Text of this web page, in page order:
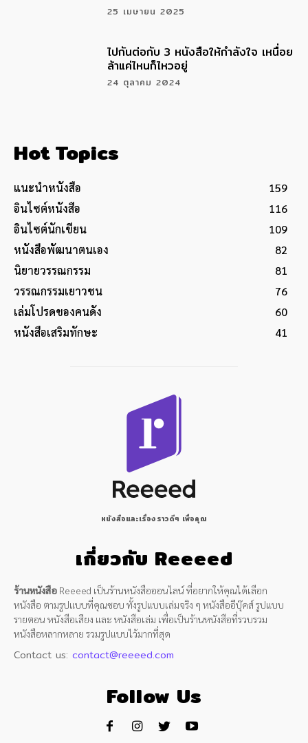
25 เมษายน 2025
ไปกันต่อกับ 3 หนังสือให้กำลังใจ เหนื่อย
ล้าแค่ไหนก็ไหวอยู่
24 ตุลาคม 2024
Hot Topics
แนะนำหนังสือ
159
อินไซต์หนังสือ
116
อินไซต์นักเขียน
109
หนังสือพัฒนาตนเอง
82
นิยายวรรณกรรม
81
วรรณกรรมเยาวชน
76
เล่มโปรดของคนดัง
60
หนังสือเสริมทักษะ
41
หนังสือและเรื่องราวดีๆ เพื่อคุณ
เกี่ยวกับ Reeeed
ร้านหนังสือ Reeeed เป็นร้านหนังสือออนไลน์ ที่อยากให้คุณได้เลือก
หนังสือ ตามรูปแบบที่คุณชอบ ทั้งรูปแบบเล่มจริง ๆ หนังสืออีบุ๊คส์ รูปแบบ
รายตอน หนังสือเสียง และ หนังสือเล่ม เพื่อเป็นร้านหนังสือที่รวบรวม
หนังสือหลากหลาย รวมรูปแบบไว้มากที่สุด
Contact us: contact@reeeed.com
Follow Us